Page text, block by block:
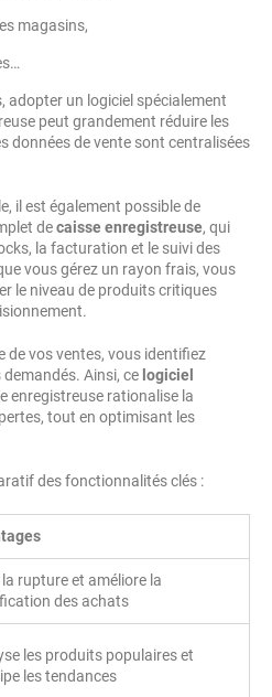
magasins,
adopter un logiciel spécialement
peut grandement réduire les
données de vente sont centralisées
il est également possible de
decaisse enregistreuse, qui
la facturation et le suivi des
vous gérez un rayon frais, vous
le niveau de produits critiques
de vos ventes, vous identifiez
Ainsi, ce logiciel
enregistreuse rationalise la
tout en optimisant les
des fonctionnalités clés :
la rupture et améliore la
des achats
les produits populaires et
les tendances